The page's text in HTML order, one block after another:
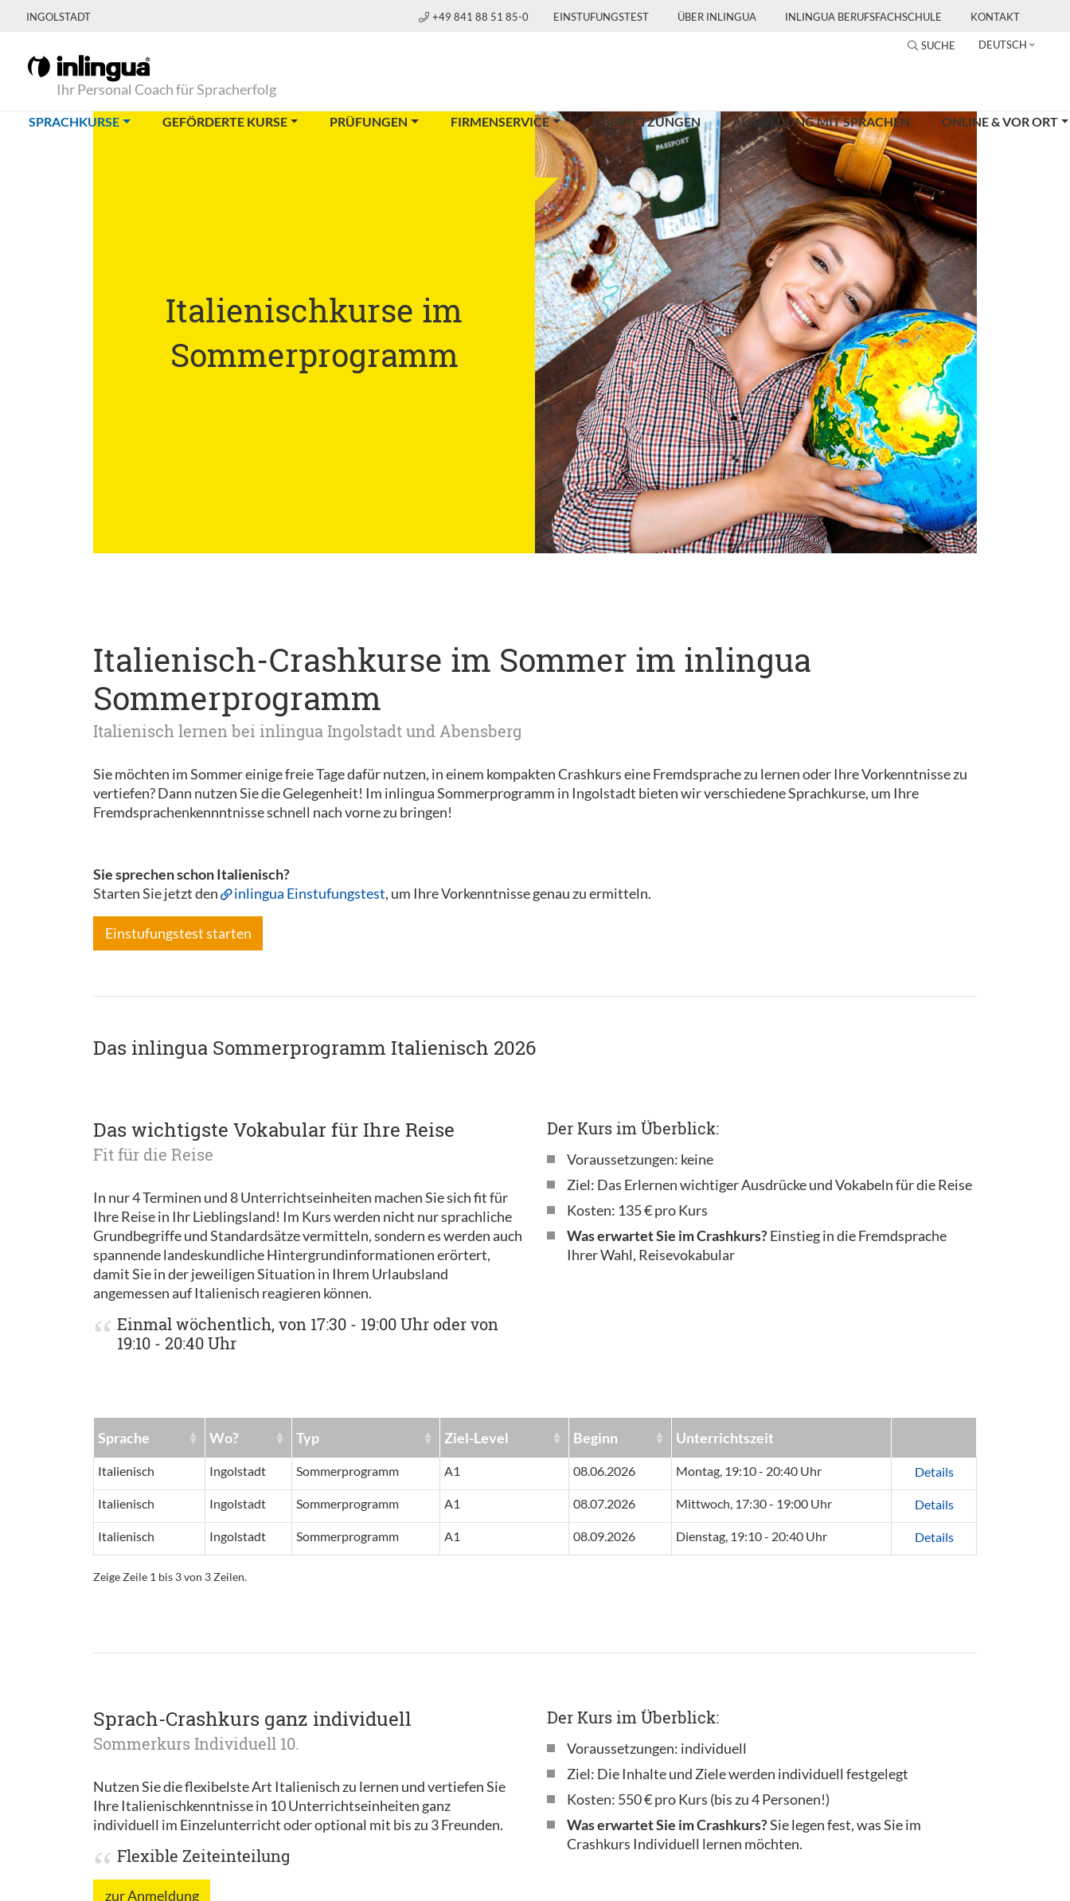
INGOLSTADT +49 841 88 51 85-0 EINSTUFUNGSTEST ÜBER INLINGUA INLINGUA BERUFSFACHSCHULE KONTAKT
SUCHE DEUTSCH
Ihr Personal Coach für Spracherfolg
SPRACHKURSE(CURRENT)GEFÖRDERTE KURSE PRÜFUNGEN FIRMENSERVICE ÜBERSETZUNGEN AUSBILDUNG MIT SPRACHEN ONLINE & VOR ORT
Italienischkurse im
Sommerprogramm
Italienisch-Crashkurse im Sommer im inlingua
Sommerprogramm
Italienisch lernen bei inlingua Ingolstadt und Abensberg
Sie möchten im Sommer einige freie Tage dafür nutzen, in einem kompakten Crashkurs eine Fremdsprache zu lernen oder Ihre Vorkenntnisse zu
vertiefen? Dann nutzen Sie die Gelegenheit! Im inlingua Sommerprogramm in Ingolstadt bieten wir verschiedene Sprachkurse, um Ihre
Fremdsprachenkennntnisse schnell nach vorne zu bringen!
Sie sprechen schon Italienisch?
Starten Sie jetzt den
inlingua Einstufungstest, um Ihre Vorkenntnisse genau zu ermitteln.
Einstufungstest starten
Das inlingua Sommerprogramm Italienisch 2026
Das wichtigste Vokabular für Ihre Reise
Fit für die Reise
In nur 4 Terminen und 8 Unterrichtseinheiten machen Sie sich fit für
Ihre Reise in Ihr Lieblingsland! Im Kurs werden nicht nur sprachliche
Grundbegriffe und Standardsätze vermitteln, sondern es werden auch
spannende landeskundliche Hintergrundinformationen erörtert,
damit Sie in der jeweiligen Situation in Ihrem Urlaubsland
angemessen auf Italienisch reagieren können.
Einmal wöchentlich, von 17:30 - 19:00 Uhr oder von
19:10 - 20:40 Uhr
Der Kurs im Überblick:
Voraussetzungen: keine
Ziel: Das Erlernen wichtiger Ausdrücke und Vokabeln für die Reise
Kosten: 135 € pro Kurs
Was erwartet Sie im Crashkurs?Einstieg in die Fremdsprache
Ihrer Wahl, Reisevokabular
Sprache Wo? Typ Ziel-Level Beginn Unterrichtszeit
Italienisch Ingolstadt Sommerprogramm A1 08.06.2026 Montag, 19:10 - 20:40 Uhr Details
Italienisch Ingolstadt Sommerprogramm A1 08.07.2026 Mittwoch, 17:30 - 19:00 Uhr Details
Italienisch Ingolstadt Sommerprogramm A1 08.09.2026 Dienstag, 19:10 - 20:40 Uhr Details
Zeige Zeile 1 bis 3 von 3 Zeilen.
Sprach-Crashkurs ganz individuell
Sommerkurs Individuell 10.
Nutzen Sie die flexibelste Art Italienisch zu lernen und vertiefen Sie
Ihre Italienischkenntnisse in 10 Unterrichtseinheiten ganz
individuell im Einzelunterricht oder optional mit bis zu 3 Freunden.
Flexible Zeiteinteilung
zur Anmeldung
Der Kurs im Überblick:
Voraussetzungen: individuell
Ziel: Die Inhalte und Ziele werden individuell festgelegt
Kosten: 550 € pro Kurs (bis zu 4 Personen!)
Was erwartet Sie im Crashkurs?Sie legen fest, was Sie im
Crashkurs Individuell lernen möchten.